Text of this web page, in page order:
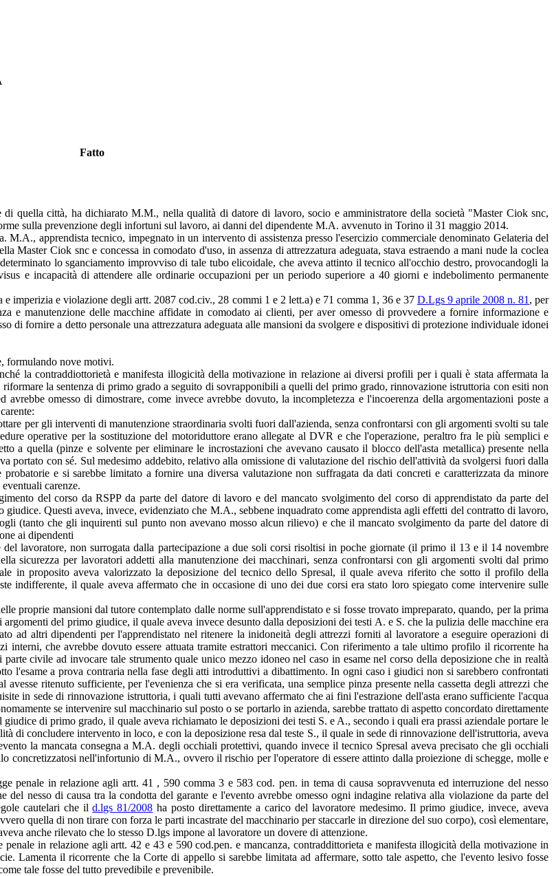
Fatto
quella città, ha dichiarato M.M., nella qualità di datore di lavoro, socio e amministratore della società "Master Ciok snc,
sulla prevenzione degli infortuni sul lavoro, ai danni del dipendente M.A. avvenuto in Torino il 31 maggio 2014.
apprendista tecnico, impegnato in un intervento di assistenza presso l'esercizio commerciale denominato Gelateria del
Master Ciok snc e concessa in comodato d'uso, in assenza di attrezzatura adeguata, stava estraendo a mani nude la coclea
lo sganciamento improvviso di tale tubo elicoidale, che aveva attinto il tecnico all'occhio destro, provocandogli la
e incapacità di attendere alle ordinarie occupazioni per un periodo superiore a 40 giorni e indebolimento permanente
imperizia e violazione degli artt. 2087 cod.civ., 28 commi 1 e 2 lett.a) e 71 comma 1, 36 e 37 D.Lgs 9 aprile 2008 n. 81 , per
e manutenzione delle macchine affidate in comodato ai clienti, per aver omesso di provvedere a fornire informazione e
di fornire a detto personale una attrezzatura adeguata alle mansioni da svolgere e dispositivi di protezione individuale idonei
formulando nove motivi.
la contraddiottorietà e manifesta illogicità della motivazione in relazione ai diversi profili per i quali è stata affermata la
la sentenza di primo grado a seguito di sovrapponibili a quelli del primo grado, rinnovazione istruttoria con esiti non
omesso di dimostrare, come invece avrebbe dovuto, la incompletezza e l'incoerenza della argomentazioni poste a
per gli interventi di manutenzione straordinaria svolti fuori dall'azienda, senza confrontarsi con gli argomenti svolti su tale
operative per la sostituzione del motoriduttore erano allegate al DVR e che l'operazione, peraltro fra le più semplici e
a quella (pinze e solvente per eliminare le incrostazioni che avevano causato il blocco dell'asta metallica) presente nella
portato con sé. Sul medesimo addebito, relativo alla omissione di valutazione del rischio dell'attività da svolgersi fuori dalla
e si sarebbe limitato a fornire una diversa valutazione non suffragata da dati concreti e caratterizzata da minore
carenze.
del corso da RSPP da parte del datore di lavoro e del mancato svolgimento del corso di apprendistato da parte del
Questi aveva, invece, evidenziato che M.A., sebbene inquadrato come apprendista agli effetti del contratto di lavoro,
(tanto che gli inquirenti sul punto non avevano mosso alcun rilievo) e che il mancato svolgimento da parte del datore di
ai dipendenti
lavoratore, non surrogata dalla partecipazione a due soli corsi risoltisi in poche giornate (il primo il 13 e il 14 novembre
sicurezza per lavoratori addetti alla manutenzione dei macchinari, senza confrontarsi con gli argomenti svolti dal primo
in proposito aveva valorizzato la deposizione del tecnico dello Spresal, il quale aveva riferito che sotto il profilo della
indifferente, il quale aveva affermato che in occasione di uno dei due corsi era stato loro spiegato come intervenire sulle
proprie mansioni dal tutore contemplato dalle norme sull'apprendistato e si fosse trovato impreparato, quando, per la prima
del primo giudice, il quale aveva invece desunto dalla deposizioni dei testi A. e S. che la pulizia delle macchine era
ad altri dipendenti per l'apprendistato nel ritenere la inidoneità degli attrezzi forniti al lavoratore a eseguire operazioni di
interni, che avrebbe dovuto essere attuata tramite estrattori meccanici. Con riferimento a tale ultimo profilo il ricorrente ha
civile ad invocare tale strumento quale unico mezzo idoneo nel caso in esame nel corso della deposizione che in realtà
l'esame a prova contraria nella fase degli atti introduttivi a dibattimento. In ogni caso i giudici non si sarebbero confrontati
ritenuto sufficiente, per l'evenienza che si era verificata, una semplice pinza presente nella cassetta degli attrezzi che
in sede di rinnovazione istruttoria, i quali tutti avevano affermato che ai fini l'estrazione dell'asta erano sufficiente l'acqua
se intervenire sul macchinario sul posto o se portarlo in azienda, sarebbe trattato di aspetto concordato direttamente
di primo grado, il quale aveva richiamato le deposizioni dei testi S. e A., secondo i quali era prassi aziendale portare le
di concludere intervento in loco, e con la deposizione resa dal teste S., il quale in sede di rinnovazione dell'istruttoria, aveva
la mancata consegna a M.A. degli occhiali protettivi, quando invece il tecnico Spresal aveva precisato che gli occhiali
concretizzatosi nell'infortunio di M.A., ovvero il rischio per l'operatore di essere attinto dalla proiezione di schegge, molle e
penale in relazione agli artt. 41 , 590 comma 3 e 583 cod. pen. in tema di causa sopravvenuta ed interruzione del nesso
nesso di causa tra la condotta del garante e l'evento avrebbe omesso ogni indagine relativa alla violazione da parte del
cautelari che ild.lgs 81/2008 ha posto direttamente a carico del lavoratore medesimo. Il primo giudice, invece, aveva
quella di non tirare con forza le parti incastrate del macchinario per staccarle in direzione del suo corpo), così elementare,
anche rilevato che lo stesso D.lgs impone al lavoratore un dovere di attenzione.
in relazione agli artt. 42 e 43 e 590 cod.pen. e mancanza, contraddittorieta e manifesta illogicità della motivazione in
Lamenta il ricorrente che la Corte di appello si sarebbe limitata ad affermare, sotto tale aspetto, che l'evento lesivo fosse
tale fosse del tutto prevedibile e prevenibile.